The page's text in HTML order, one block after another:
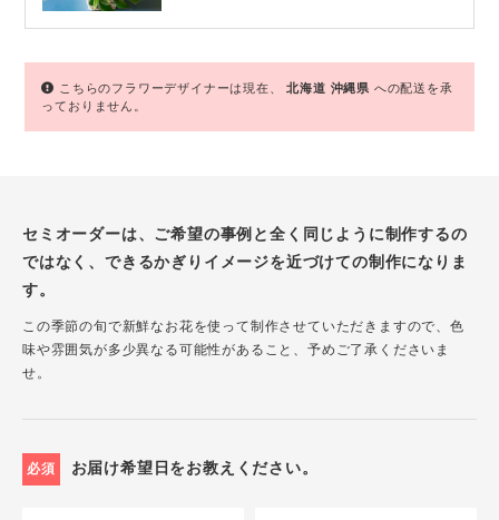
こちらのフラワーデザイナーは現在、北海道 沖縄県 への配送を承
っておりません。
セミオーダーは、ご希望の事例と全く同じように制作するの
ではなく、できるかぎりイメージを近づけての制作になりま
す。
この季節の旬で新鮮なお花を使って制作させていただきますので、色
味や雰囲気が多少異なる可能性があること、予めご了承くださいま
せ。
必須 お届け希望日をお教えください。